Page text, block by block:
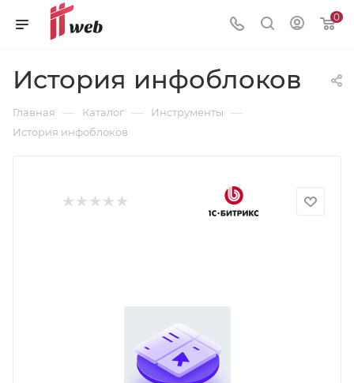
0
История инфоблоков
Главная — Каталог — Инструменты —
История инфоблоков